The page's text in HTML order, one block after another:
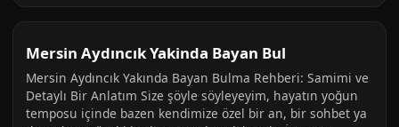
Mersin Aydıncık Yakinda Bayan Bul
Mersin Aydıncık Yakında Bayan Bulma Rehberi: Samimi ve
Detaylı Bir Anlatım Size şöyle söyleyeyim, hayatın yoğun
temposu içinde bazen kendimize özel bir an, bir sohbet ya